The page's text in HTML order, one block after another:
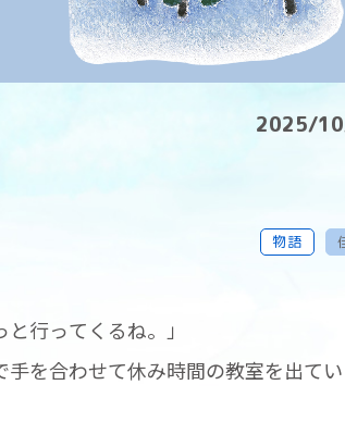
2025/
物語
行ってくるね。」
を合わせて休み時間の教室を出て